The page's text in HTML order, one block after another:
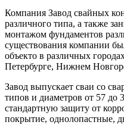
Компания Завод свайных
различного типа, а также
монтажом фундаментов
существования компании
объекто в различных
Петербурге, Нижнем
Завод выпускает сваи со
типов и диаметров от 57
стандартную защиту от
покрытие, однолопастные,